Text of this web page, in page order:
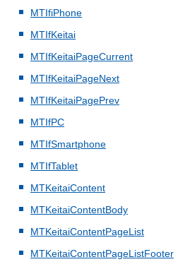
MTIfiPhone
MTIfKeitai
MTIfKeitaiPageCurrent
MTIfKeitaiPageNext
MTIfKeitaiPagePrev
MTIfPC
MTIfSmartphone
MTIfTablet
MTKeitaiContent
MTKeitaiContentBody
MTKeitaiContentPageList
MTKeitaiContentPageListFooter